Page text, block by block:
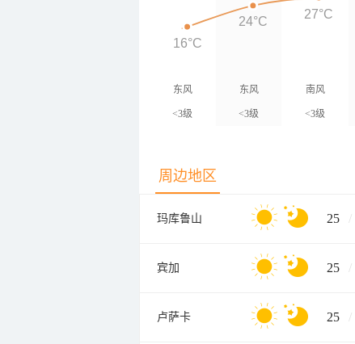
东风
<3级
东风
<3级
南风
<3级
16°C
24°C
27°C
周边地区
玛库鲁山 25 /
宾加 25 /
卢萨卡 25 /